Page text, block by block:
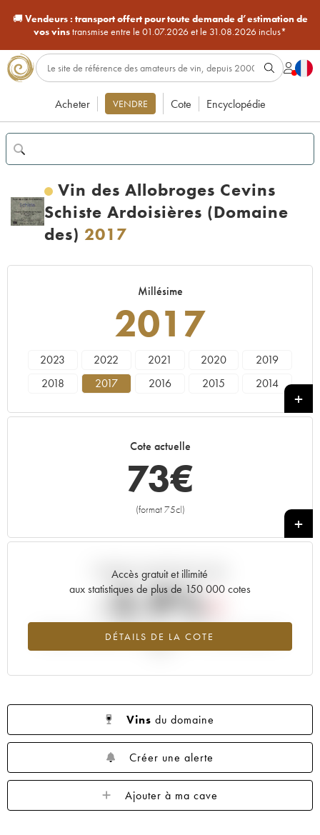
🚚Vendeurs : transport offert pour toute demande d’estimation de
vos vinstransmise entre le 01.07.2026 et le 31.08.2026 inclus*
Acheter VENDRE Cote Encyclopédie
Vin des Allobroges Cevins
Schiste Ardoisières (Domaine
des) 2017
Millésime
2017
2023 2022 2021 2020
2019
2018
2017 2016 2015
2014
Cote actuelle
73€
(format 75cl)
+
Accès gratuit et illimité
aux statistiques de plus de 150 000 cotes
DÉTAILS DE LA COTE
Tendance actuelle de la cote
-2.9%
Tendance à la baisse du millésime 2017 en 2026 par rapport à
Vins du domaine
Créer une alerte
Ajouter à ma cave